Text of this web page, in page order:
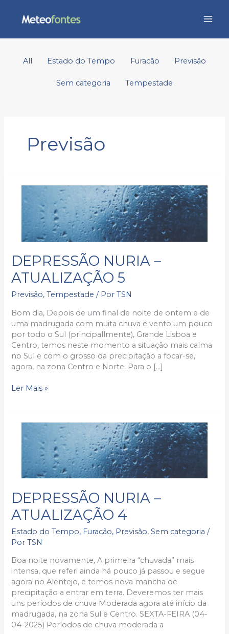
content
postsAll Estado do Tempo Furacão Previsão
Sem categoria Tempestade
Previsão
DEPRESSÃO NURIA –
ATUALIZAÇÃO 5
Previsão,Tempestade / Por TSN
Bom dia, Depois de um final de noite de ontem e de
uma madrugada com muita chuva e vento um pouco
por todo o Sul (principallmente), Grande Lisboa e
Centro, temos neste momento a situação mais calma
no Sul e com o grosso da precipitação a focar-se,
agora, na zona Centro e Norte. Para o […]
DEPRESSÃO
NURIA
–
ATUALIZAÇÃO
Ler Mais »
DEPRESSÃO NURIA –
ATUALIZAÇÃO 4
Estado do Tempo, Furacão, Previsão,Sem categoria /
Por TSN
Boa noite novamente, A primeira “chuvada” mais
intensa, que referi ainda há pouco já passou e segue
agora no Alentejo, e temos nova mancha de
precipitação a entrar em terra. Deveremos ter mais
uns períodos de chuva Moderada agora até início da
madrugada, na zona Sul e Centro. SEXTA-FEIRA (04-
04-2025) Períodos de chuva moderada a
DEPRESSÃO
NURIA
–
ATUALIZAÇÃO
4